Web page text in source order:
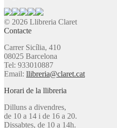
© 2026 Llibreria Claret
Contacte
Carrer Sicília, 410
08025 Barcelona
Tel: 933010887
Email: llibreria@claret.cat
Horari de la llibreria
Dilluns a divendres,
de 10 a 14 i de 16 a 20.
Dissabtes, de 10 a 14h.